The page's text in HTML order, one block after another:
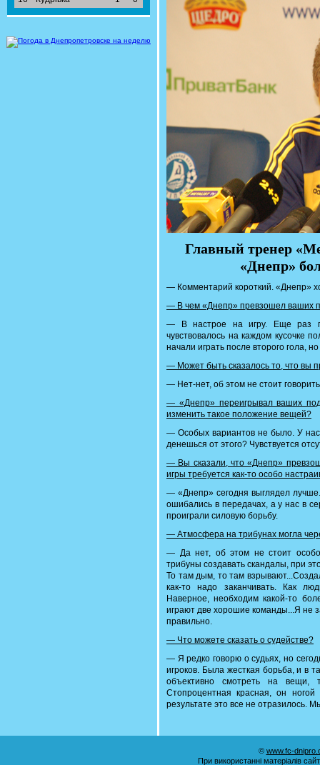
Главный тренер
«Днепр»
— Комментарий короткий. «Днепр»
— В чем «Днепр» превзошел ваших
— В настрое на игру. Еще раз
чувствовалось на каждом кусочке
начали играть после второго гола,
— Может быть сказалось то, что вы
— Нет-нет, об этом не стоит
— «Днепр» переигрывал ваших
изменить такое положение вещей?
— Особых вариантов не было. У нас
денешься от этого? Чувствуется
— Вы сказали, что «Днепр»
игры требуется как-то особо
— «Днепр» сегодня выглядел
ошибались в передачах, а у нас в
проиграли силовую борьбу.
— Атмосфера на трибунах могла
— Да нет, об этом не стоит
трибуны создавать скандалы, при
То там дым, то там
как-то надо заканчивать. Как
Наверное, необходим какой-то
играют две хорошие команды...Я не
правильно.
— Что можете сказать о судействе?
— Я редко говорю о судьях, но
игроков. Была жесткая борьба, и в
объективно смотреть на вещи,
Стопроцентная красная, он
результате это все не отразилось.
© www.fc-
При використанні матеріалів